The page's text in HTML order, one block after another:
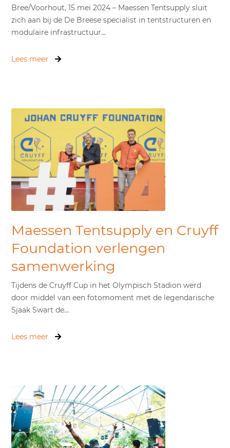
Bree/Voorhout, 15 mei 2024 – Maessen Tentsupply sluit
zich aan bij de De Breese specialist in tentstructuren en
modulaire infrastructuur...
Lees meer
Maessen Tentsupply en Cruyff
Foundation verlengen
samenwerking
Tijdens de Cruyff Cup in het Olympisch Stadion werd
door middel van een fotomoment met de legendarische
Sjaak Swart de...
Lees meer